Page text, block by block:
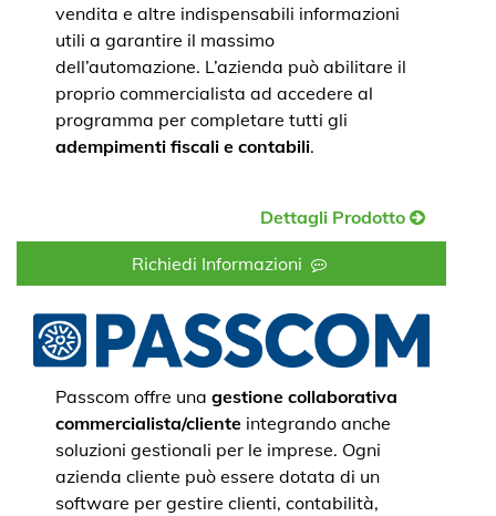
vendita e altre indispensabili informazioni
utili a garantire il massimo
dell’automazione. L’azienda può abilitare il
proprio commercialista ad accedere al
programma per completare tutti gli
adempimenti fiscali e contabili.
Dettagli Prodotto
Richiedi Informazioni
Passcom offre una gestione collaborativa
commercialista/cliente integrando anche
soluzioni gestionali per le imprese. Ogni
azienda cliente può essere dotata di un
software per gestire clienti, contabilità,